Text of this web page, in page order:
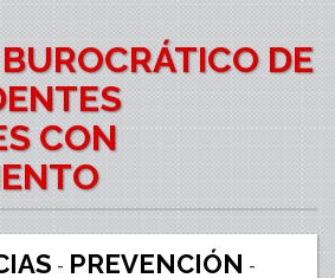
DE
CON
- PREVENCIÓN -